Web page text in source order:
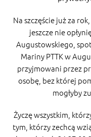
Na szczęście już za
jeszcze nie
Augustowskiego,
Mariny PTTK w
przyjmowani przez
osobę, bez której
mogłyby
Życzę wszystkim,
tym, którzy zechcą